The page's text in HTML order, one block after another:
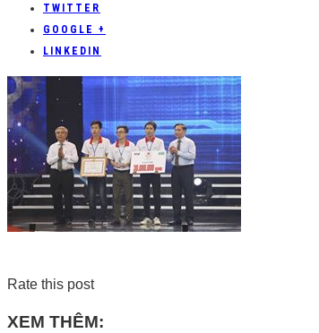
TWITTER
GOOGLE +
LINKEDIN
Rate this post
XEM THÊM: